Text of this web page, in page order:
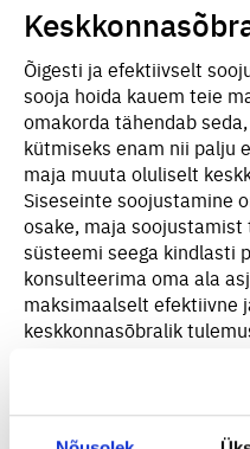
Õigesti ja efektiivselt
sooja hoida kauem teie
omakorda tähendab
kütmiseks enam nii palju
maja muuta oluliselt
Siseseinte soojustamine
osake, maja
süsteemi seega kindlasti
konsulteerima oma ala
maksimaalselt efektiivne
keskkonnasõbralik